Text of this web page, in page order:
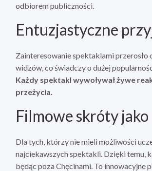
odbiorem publiczności.
Entuzjastyczne
Zainteresowanie spektaklami przerosło
widzów, co świadczy o dużej
Każdy spektakl wywoływał żywe
przeżycia.
Filmowe skróty
Dla tych, którzy nie mieli możliwości
najciekawszych spektakli. Dzięki temu,
będąc poza Chęcinami. To innowacyjne